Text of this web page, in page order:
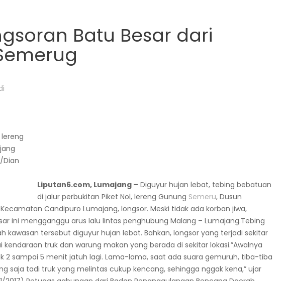
Batu Besar dari
Dian
Liputan6.com, Lumajang – Diguyur hujan lebat, tebing bebatuan
di jalur perbukitan Piket Nol, lereng Gunung Semeru, Dusun
Candipuro Lumajang, longsor. Meski tidak ada korban jiwa,
ini mengganggu arus lalu lintas penghubung Malang – Lumajang.Tebing
kawasan tersebut diguyur hujan lebat. Bahkan, longsor yang terjadi sekitar
kendaraan truk dan warung makan yang berada di sekitar lokasi.”Awalnya
2 sampai 5 menit jatuh lagi. Lama-lama, saat ada suara gemuruh, tiba-tiba
saja tadi truk yang melintas cukup kencang, sehingga nggak kena,” ujar